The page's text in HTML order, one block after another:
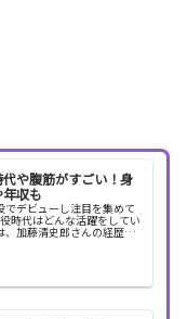
や腹筋がすごい！身
収も
デビューし注目を集めて
時代はどんな活躍をしてい
、加藤清史郎さんの経歴や